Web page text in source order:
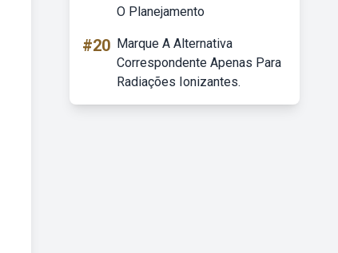
O Planejamento
#20 Marque A Alternativa
Correspondente Apenas Para
Radiações Ionizantes.